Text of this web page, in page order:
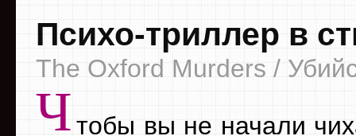
Психо-триллер в
The Oxford Murders /
Чтобы вы не начали